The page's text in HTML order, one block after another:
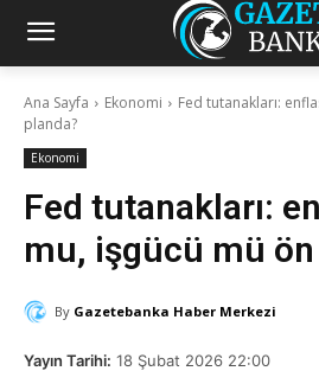
Ana Sayfa Ekonomi
Fed tutanakları:
planda?
Ekonomi
Fed tutanakları:
mu, işgücü mü
By Gazetebanka Haber Merkezi
Yayın Tarihi: 18 Şubat 2026 22:00